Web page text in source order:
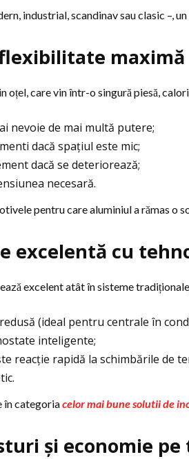
industrial, scandinav sau clasic –,
oțel, care vin într-o singură piesă,
nevoie de mai multă putere;
dacă spațiul este mic;
dacă se deteriorează;
necesară.
pentru care aluminiul a rămas o
excelentă cu
excelent atât în sisteme
(ideal pentru centrale în
inteligente;
reacție rapidă la schimbările de
în categoriacelor mai bune solutii de
și economie